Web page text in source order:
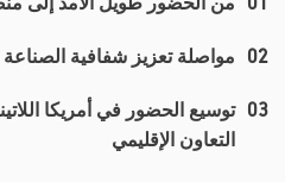
02 مواصلة تعزيز شفافية
03 توسيع الحضور في أمريكا
التعاون الإقليمي